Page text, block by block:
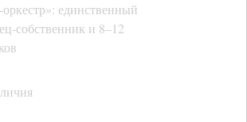
единственный
собственник и 8–12